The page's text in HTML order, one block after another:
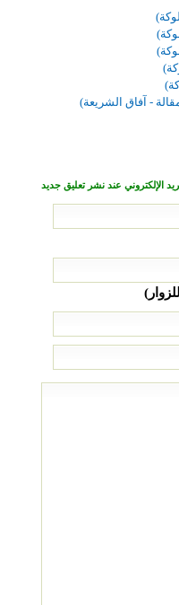
- آفاق الشريعة)
الإلكتروني عند نشر تعليق جديد